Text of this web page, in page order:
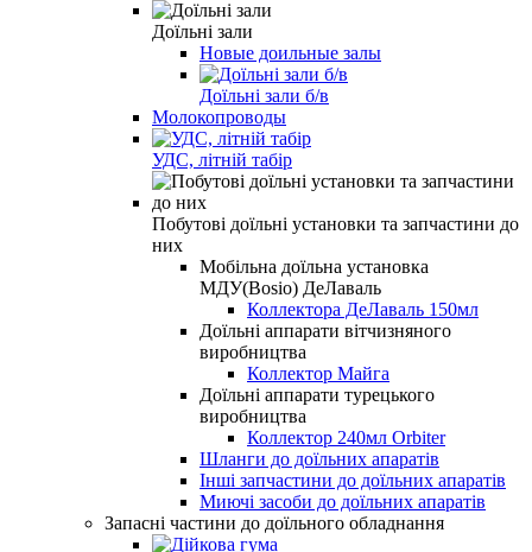
Доїльні зали
Новые доильные залы
Доїльні зали б/в
Молокопроводы
УДС, літній табір
Побутові доїльні установки та запчастини до
них
Мобільна доїльна установка
МДУ(Bosio) ДеЛаваль
Коллектора ДеЛаваль 150мл
Доїльні аппарати вітчизняного
виробництва
Коллектор Майга
Доїльні аппарати турецького
виробництва
Коллектор 240мл Orbiter
Шланги до доїльних апаратів
Інші запчастини до доїльних апаратів
Миючі засоби до доїльних апаратів
Запасні частини до доїльного обладнання